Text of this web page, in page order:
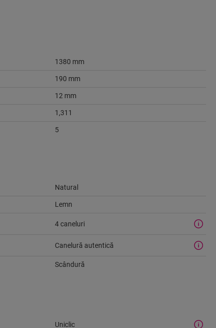
1380 mm
190 mm
12 mm
1,311
5
Natural
Lemn
4 caneluri
Canelură autentică
Scândură
Uniclic